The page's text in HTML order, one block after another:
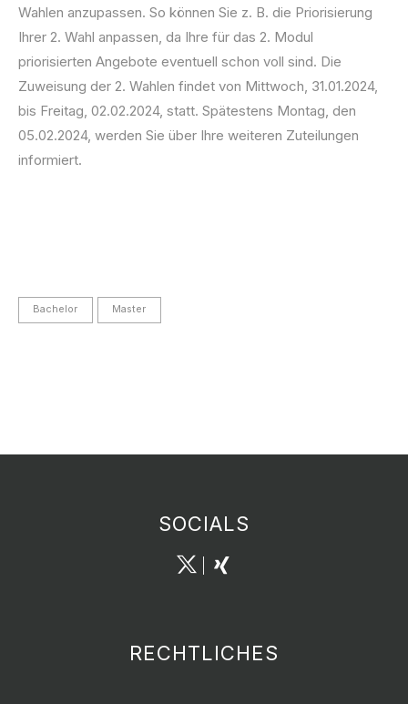
Wahlen anzupassen. So können Sie z. B. die Priorisierung
Ihrer 2. Wahl anpassen, da Ihre für das 2. Modul
priorisierten Angebote eventuell schon voll sind. Die
Zuweisung der 2. Wahlen findet von Mittwoch, 31.01.2024,
bis Freitag, 02.02.2024, statt. Spätestens Montag, den
05.02.2024, werden Sie über Ihre weiteren Zuteilungen
informiert.
Bachelor Master
SOCIALS
RECHTLICHES